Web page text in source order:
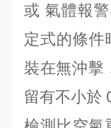
或 氣體報
定式的條件
裝在無沖擊
留有不小於